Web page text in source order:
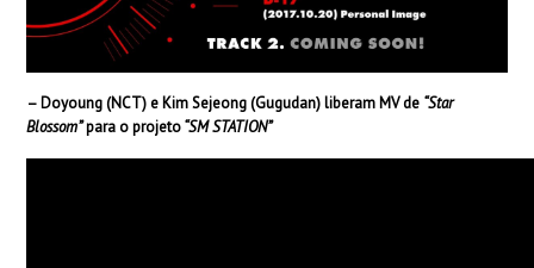
– Doyoung (NCT) e Kim Sejeong (Gugudan) liberam MV de “Star
Blossom”para o projeto“SM STATION”